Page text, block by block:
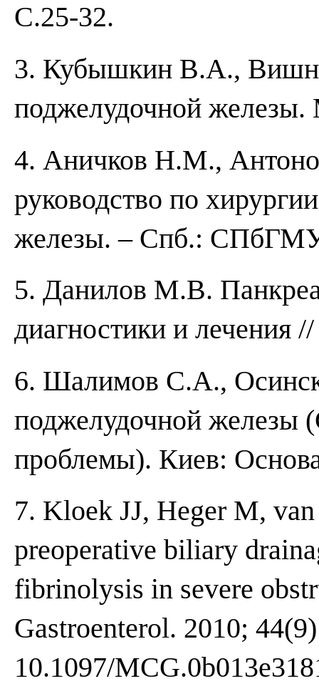
С.25-32.
3. Кубышкин В.А.,
поджелудочной
4. Аничков Н.М.,
руководство по
железы. – Спб.:
5. Данилов М.В.
диагностики и
6. Шалимов С.А.,
поджелудочной железы
проблемы). Киев:
7. Kloek JJ, Heger M,
preoperative biliary
fibrinolysis in severe
Gastroenterol. 2010;
10.1097/